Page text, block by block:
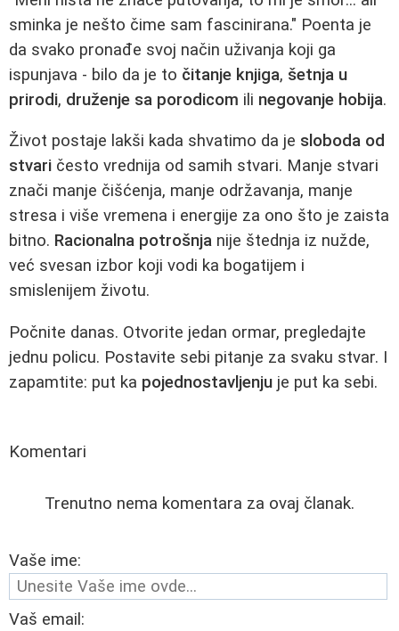
sminka je nešto čime sam fascinirana." Poenta je
da svako pronađe svoj način uživanja koji ga
ispunjava - bilo da je to čitanje knjiga, šetnja u
prirodi, druženje sa porodicom ili negovanje hobija.
Život postaje lakši kada shvatimo da je sloboda od
stvari često vrednija od samih stvari. Manje stvari
znači manje čišćenja, manje održavanja, manje
stresa i više vremena i energije za ono što je zaista
bitno. Racionalna potrošnja nije štednja iz nužde,
već svesan izbor koji vodi ka bogatijem i
smislenijem životu.
Počnite danas. Otvorite jedan ormar, pregledajte
jednu policu. Postavite sebi pitanje za svaku stvar. I
zapamtite: put ka pojednostavljenju je put ka sebi.
Komentari
Trenutno nema komentara za ovaj članak.
Vaše ime:
Vaš email: